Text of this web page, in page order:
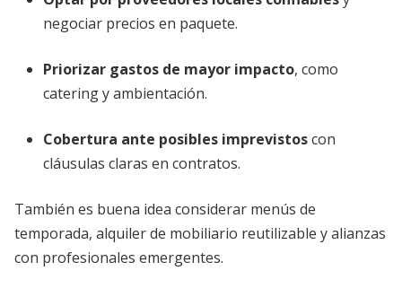
negociar precios en paquete.
Priorizar gastos de mayor impacto, como
catering y ambientación.
Cobertura ante posibles imprevistoscon
cláusulas claras en contratos.
También es buena idea considerar menús de
temporada, alquiler de mobiliario reutilizable y alianzas
con profesionales emergentes.